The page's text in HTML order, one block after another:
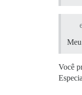
Você